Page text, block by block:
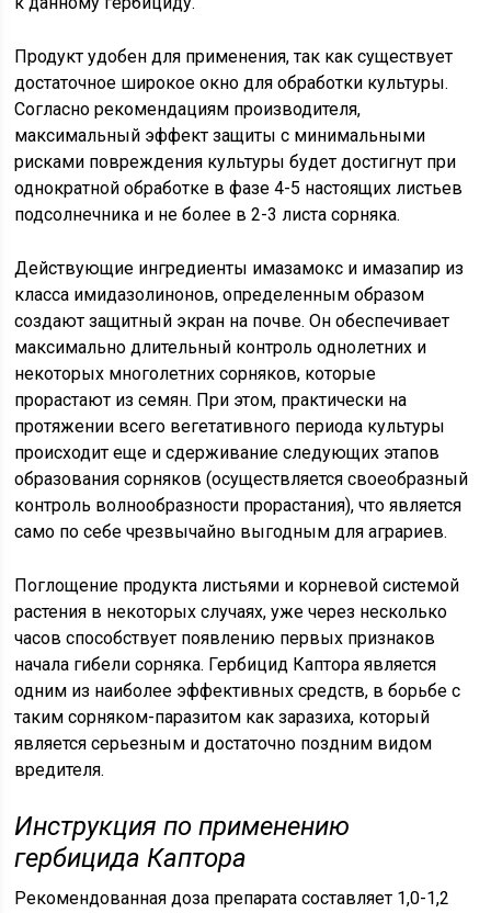
Продукт удобен для применения, так как существует
достаточное широкое окно для обработки культуры.
Согласно рекомендациям производителя,
максимальный эффект защиты с минимальными
рисками повреждения культуры будет достигнут при
однократной обработке в фазе 4-5 настоящих листьев
подсолнечника и не более в 2-3 листа сорняка.
Действующие ингредиенты имазамокс и имазапир из
класса имидазолинонов, определенным образом
создают защитный экран на почве. Он обеспечивает
максимально длительный контроль однолетних и
некоторых многолетних сорняков, которые
прорастают из семян. При этом, практически на
протяжении всего вегетативного периода культуры
происходит еще и сдерживание следующих этапов
образования сорняков (осуществляется своеобразный
контроль волнообразности прорастания), что является
само по себе чрезвычайно выгодным для аграриев.
Поглощение продукта листьями и корневой системой
растения в некоторых случаях, уже через несколько
часов способствует появлению первых признаков
начала гибели сорняка. Гербицид Каптора является
одним из наиболее эффективных средств, в борьбе с
таким сорняком-паразитом как заразиха, который
является серьезным и достаточно поздним видом
вредителя.
Инструкция по применению
гербицида Каптора
Рекомендованная доза препарата составляет 1,0-1,2